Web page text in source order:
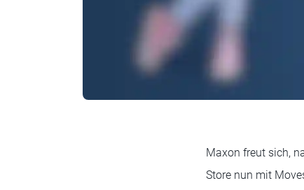
Maxon freut sich,
Store nun mit